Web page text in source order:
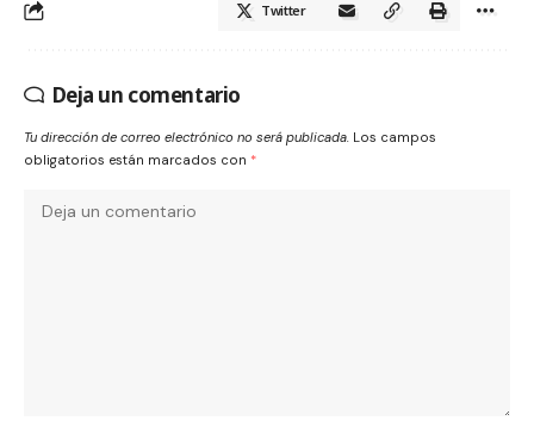
Twitter
Deja un comentario
Tu dirección de correo electrónico no será publicada. Los campos
obligatorios están marcados con *